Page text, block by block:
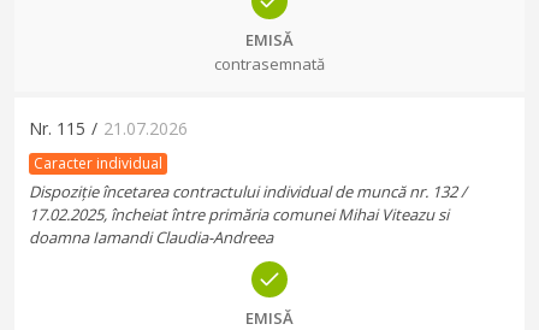
EMISĂ
contrasemnată
Nr. 115 / 21.07.2026
Caracter individual
Dispoziție încetarea contractului individual de muncă nr. 132 /
17.02.2025, încheiat între primăria comunei Mihai Viteazu si
doamna Iamandi Claudia-Andreea
EMISĂ